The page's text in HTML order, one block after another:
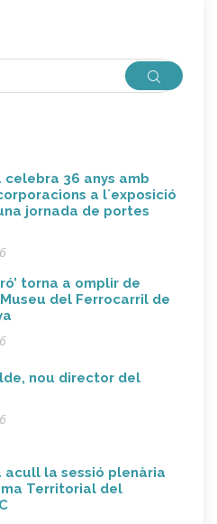
celebra 36 anys amb
a l´exposició
jornada de portes
torna a omplir de
del Ferrocarril de
nou director del
acull la sessió plenària
Territorial del